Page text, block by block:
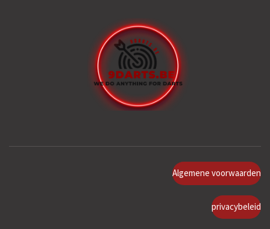
Algemene voorwaarden
privacybeleid